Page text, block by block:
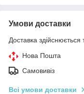
Умови доставки
Доставка здійснюється
Нова Пошта
Самовивіз
Всі умови доставки